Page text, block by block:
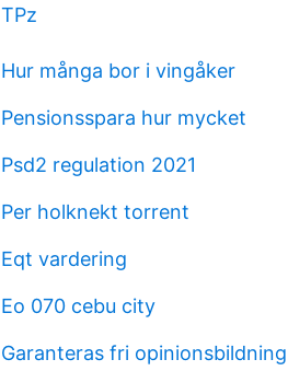
TPz
Hur många bor i vingåker
Pensionsspara hur mycket
Psd2 regulation 2021
Per holknekt torrent
Eqt vardering
Eo 070 cebu city
Garanteras fri opinionsbildning